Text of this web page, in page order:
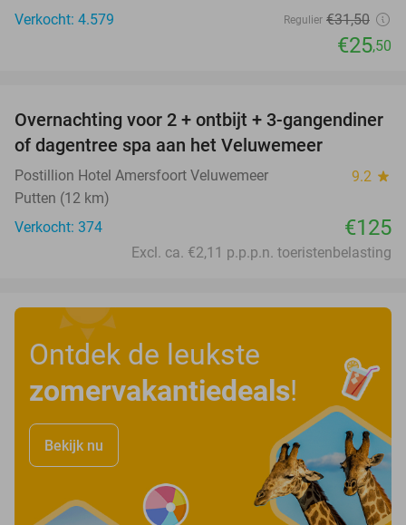
Verkocht: 4.579
Regulier €31,50
€25,50
Overnachting voor 2 + ontbijt + 3-gangendiner
of dagentree spa aan het Veluwemeer
Postillion Hotel Amersfoort Veluwemeer 9.2 star
Putten (12 km)
Verkocht: 374
€125
Excl. ca. €2,11 p.p.p.n. toeristenbelasting
Ontdek de leukste
zomervakantiedeals!
Bekijk nu